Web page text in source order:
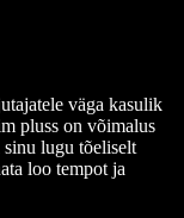
väga kasulik
pluss on võimalus
sinu lugu tõeliselt
loo tempot ja